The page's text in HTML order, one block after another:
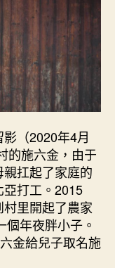
（2020年4月
的施六金，由于
扛起了家庭的
打工。2015
里開起了農家
年夜胖小子。
金給兒子取名施